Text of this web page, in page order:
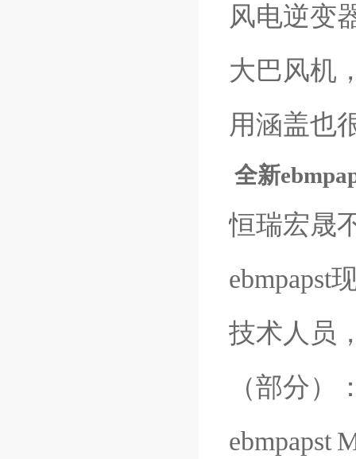
风电逆变
大巴风机
用涵盖也
全新
恒瑞宏晟
ebmpapst
技术人员
（部分）
ebmpapst